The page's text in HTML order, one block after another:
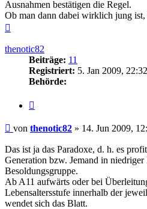
Ausnahmen bestätigen die Regel.
Ob man dann dabei wirklich jung
thenotic82
Beiträge: 11
Registriert: 5. Jan 2009, 22:32
Behörde:
Beitrag
von thenotic82 » 14. Jun 2009,
Das ist ja das Paradoxe, d. h. es
Generation bzw. Jemand in niedriger
Besoldungsgruppe.
Ab A11 aufwärts oder bei
Lebensaltersstufe innerhalb der
wendet sich das Blatt.